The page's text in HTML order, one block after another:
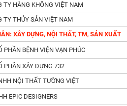
TY HÀNG KHÔNG VIỆT NAM
TY THỦY SẢN VIỆT NAM
XÂY DỰNG, NỘI THẤT, TM, SẢN XUẤT
PHẦN BỆNH VIỆN VẠN PHÚC
PHẦN XÂY DỰNG 732
NỘI THẤT TƯỜNG VIỆT
EPIC DESIGNERS